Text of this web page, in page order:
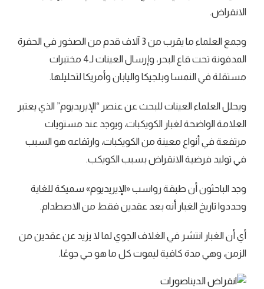
الانقراض.
وجمع العلماء ما يقرب من 3 آلاف قدم من الصخور في الحفرة
المدفونة تحت قاع البحر، وإرسال العينات لـ4 مختبرات
مستقلة في النمسا وبلجيكا واليابان وأمريكا لتحليلها.
ويحلل العلماء العينات للبحث عن عنصر “الإيريديوم” الذي يعتبر
العلامة الواضحة لغبار الكويكبات، ويوجد عند مستويات
مرتفعة في أنواع معينة من الكويكبات، وارتفاعه هو السبب
في توليد فرضية الانقراض بسبب الكويكب.
وجد الباحثون أن طبقة رواسب «الإيريديوم» سميكة للغاية
وحددوا تاريخ الغبار أنه بعد عقدين فقط من الاصطدام.
أي أن الغبار انتشر في الغلاف الجوي لما لا يزيد عن عقدين من
الزمن، وهي مدة كافية ليموت كل ما هو حي جوعًا.